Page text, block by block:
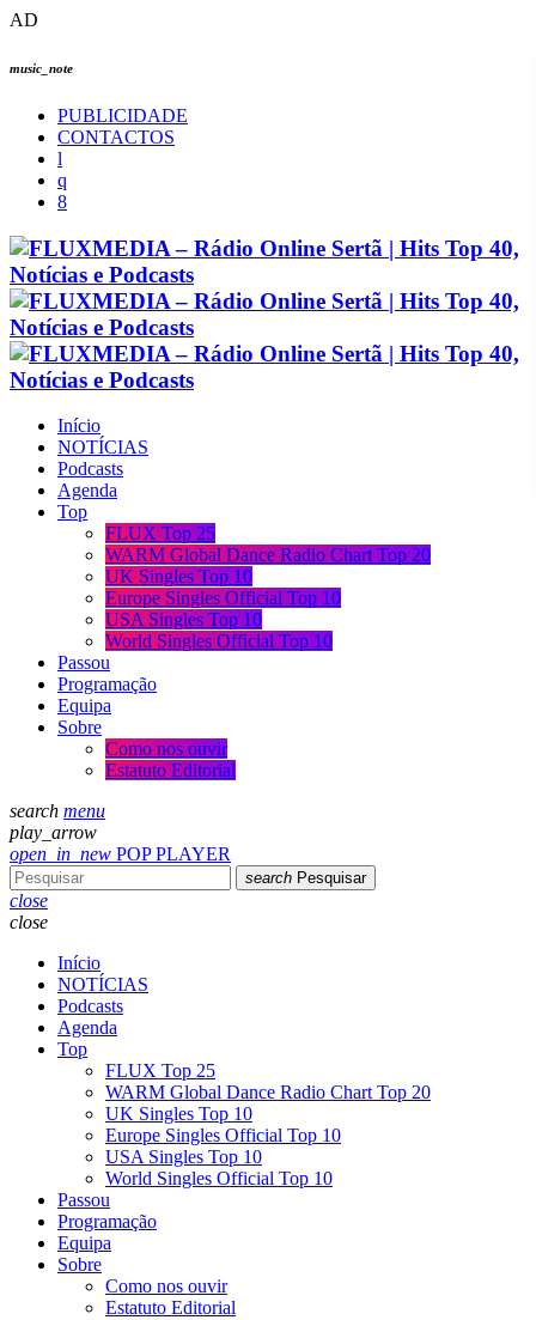
AD
music_note
PUBLICIDADE
CONTACTOS
Início
NOTÍCIAS
Podcasts
Agenda
Top
FLUX Top 25
WARM Global Dance Radio Chart Top 20
UK Singles Top 10
Europe Singles Official Top 10
USA Singles Top 10
World Singles Official Top 10
Passou
Programação
Equipa
Sobre
Como nos ouvir
Estatuto Editorial
search menu
play_arrow
open_in_new POP PLAYER
search Pesquisar
close
close
Início
NOTÍCIAS
Podcasts
Agenda
Top
FLUX Top 25
WARM Global Dance Radio Chart Top 20
UK Singles Top 10
Europe Singles Official Top 10
USA Singles Top 10
World Singles Official Top 10
Passou
Programação
Equipa
Sobre
Como nos ouvir
Estatuto Editorial